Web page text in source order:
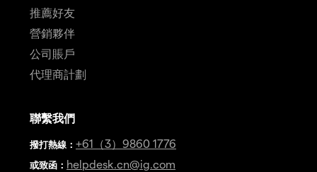
推薦好友
營銷夥伴
公司賬戶
代理商計劃
聯繫我們
撥打熱線 ： +61（3）9860 1776
或致函： helpdesk.cn@ig.com